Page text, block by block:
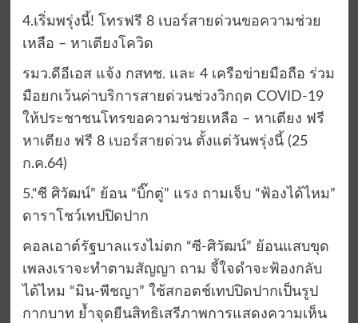
4.เริ่มพรุ่งนี้! โทรฟรี 8 เบอร์สายด่วนขอความช่วย
เหลือ – หาเตียงโควิด
รมว.ดีอีเอส แจ้ง กสทช. และ 4 เครือข่ายมือถือ ร่วม
มือยกเว้นค่าบริการสายด่วนช่วงวิกฤต COVID-19
ให้ประชาชนโทรขอความช่วยเหลือ – หาเตียง ฟรี
หาเตียง ฟรี 8 เบอร์สายด่วน ตั้งแต่วันพรุ่งนี้ (25
ก.ค.64)
5.“ซี ศิวัฒน์” ย้อน “บิ๊กตู่” แรง ถามเจ็บ “ฟ้องได้ไหม”
ดาราโชว์เทปปิดปาก
คอลเอาต์รัฐบาลแรงไม่ตก “ซี-ศิวัฒน์” ย้อนแสบขุด
เพลงเราจะทำตามสัญญา ถาม จี้ใจดำจะฟ้องกลับ
ได้ไหม “มิน-พีชญา” ใช้สกอตช์เทปปิดปากเป็นรูป
กากบาท ย้ำจุดยืนสิทธิเสรีภาพการแสดงความเห็น